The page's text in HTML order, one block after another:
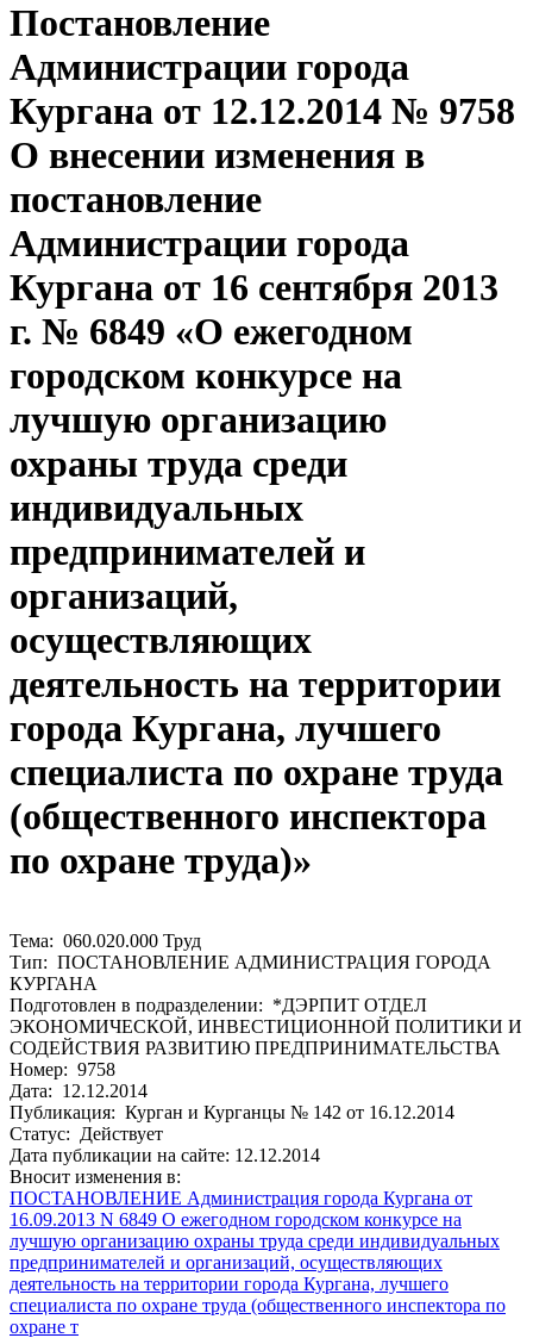
Постановление
Администрации города
Кургана от 12.12.2014 № 9758
О внесении изменения в
постановление
Администрации города
Кургана от 16 сентября 2013
г. № 6849 «О ежегодном
городском конкурсе на
лучшую организацию
охраны труда среди
индивидуальных
предпринимателей и
организаций,
осуществляющих
деятельность на территории
города Кургана, лучшего
специалиста по охране труда
(общественного инспектора
по охране труда)»
Тема: 060.020.000 Труд
Тип: ПОСТАНОВЛЕНИЕ АДМИНИСТРАЦИЯ ГОРОДА
КУРГАНА
Подготовлен в подразделении: *ДЭРПИТ ОТДЕЛ
ЭКОНОМИЧЕСКОЙ, ИНВЕСТИЦИОННОЙ ПОЛИТИКИ И
СОДЕЙСТВИЯ РАЗВИТИЮ ПРЕДПРИНИМАТЕЛЬСТВА
Номер: 9758
Дата: 12.12.2014
Публикация: Курган и Курганцы № 142 от 16.12.2014
Статус: Действует
Дата публикации на сайте: 12.12.2014
Вносит изменения в:
ПОСТАНОВЛЕНИЕ Администрация города Кургана от
16.09.2013 N 6849 О ежегодном городском конкурсе на
лучшую организацию охраны труда среди индивидуальных
предпринимателей и организаций, осуществляющих
деятельность на территории города Кургана, лучшего
специалиста по охране труда (общественного инспектора по
охране т